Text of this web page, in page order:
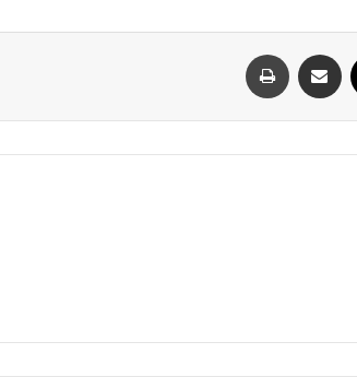
ایکس اشتراک گذاری با ایمیل